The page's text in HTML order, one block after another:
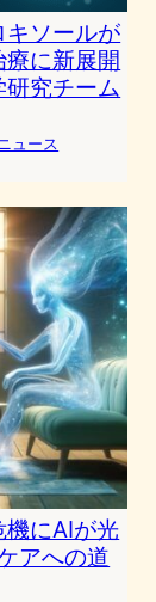
ソールが
に新展開
研究チーム
ュース
機にAIが光
アへの道